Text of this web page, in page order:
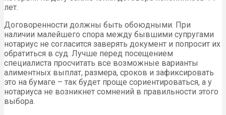
лет.
Договоренности должны быть обоюдными. При
наличии малейшего спора между бывшими супругами
нотариус не согласится заверять документ и попросит их
обратиться в суд. Лучше перед посещением
специалиста просчитать все возможные варианты
алиментных выплат, размера, сроков и зафиксировать
это на бумаге – так будет проще сориентироваться, а у
нотариуса не возникнет сомнений в правильности этого
выбора.